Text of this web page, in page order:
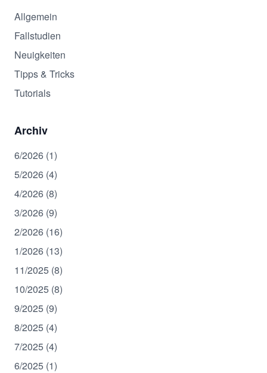
Allgemein
Fallstudien
Neuigkeiten
Tipps & Tricks
Tutorials
Archiv
6/2026 (1)
5/2026 (4)
4/2026 (8)
3/2026 (9)
2/2026 (16)
1/2026 (13)
11/2025 (8)
10/2025 (8)
9/2025 (9)
8/2025 (4)
7/2025 (4)
6/2025 (1)